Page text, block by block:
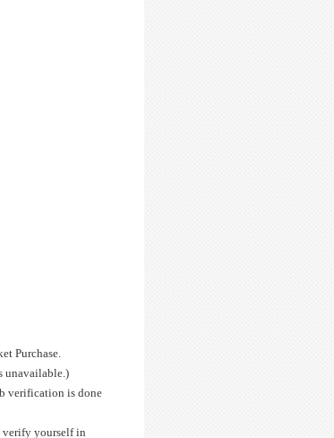
Purchase.
unavailable.)
verification is done
verify yourself in